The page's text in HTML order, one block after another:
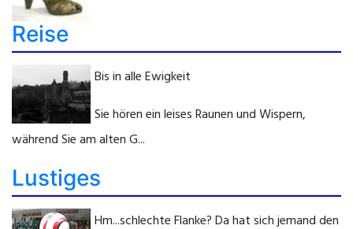
Reise
Bis in alle Ewigkeit
Sie hören ein leises Raunen und Wispern,
während Sie am alten G...
Lustiges
Hm...schlechte Flanke? Da hat sich jemand den